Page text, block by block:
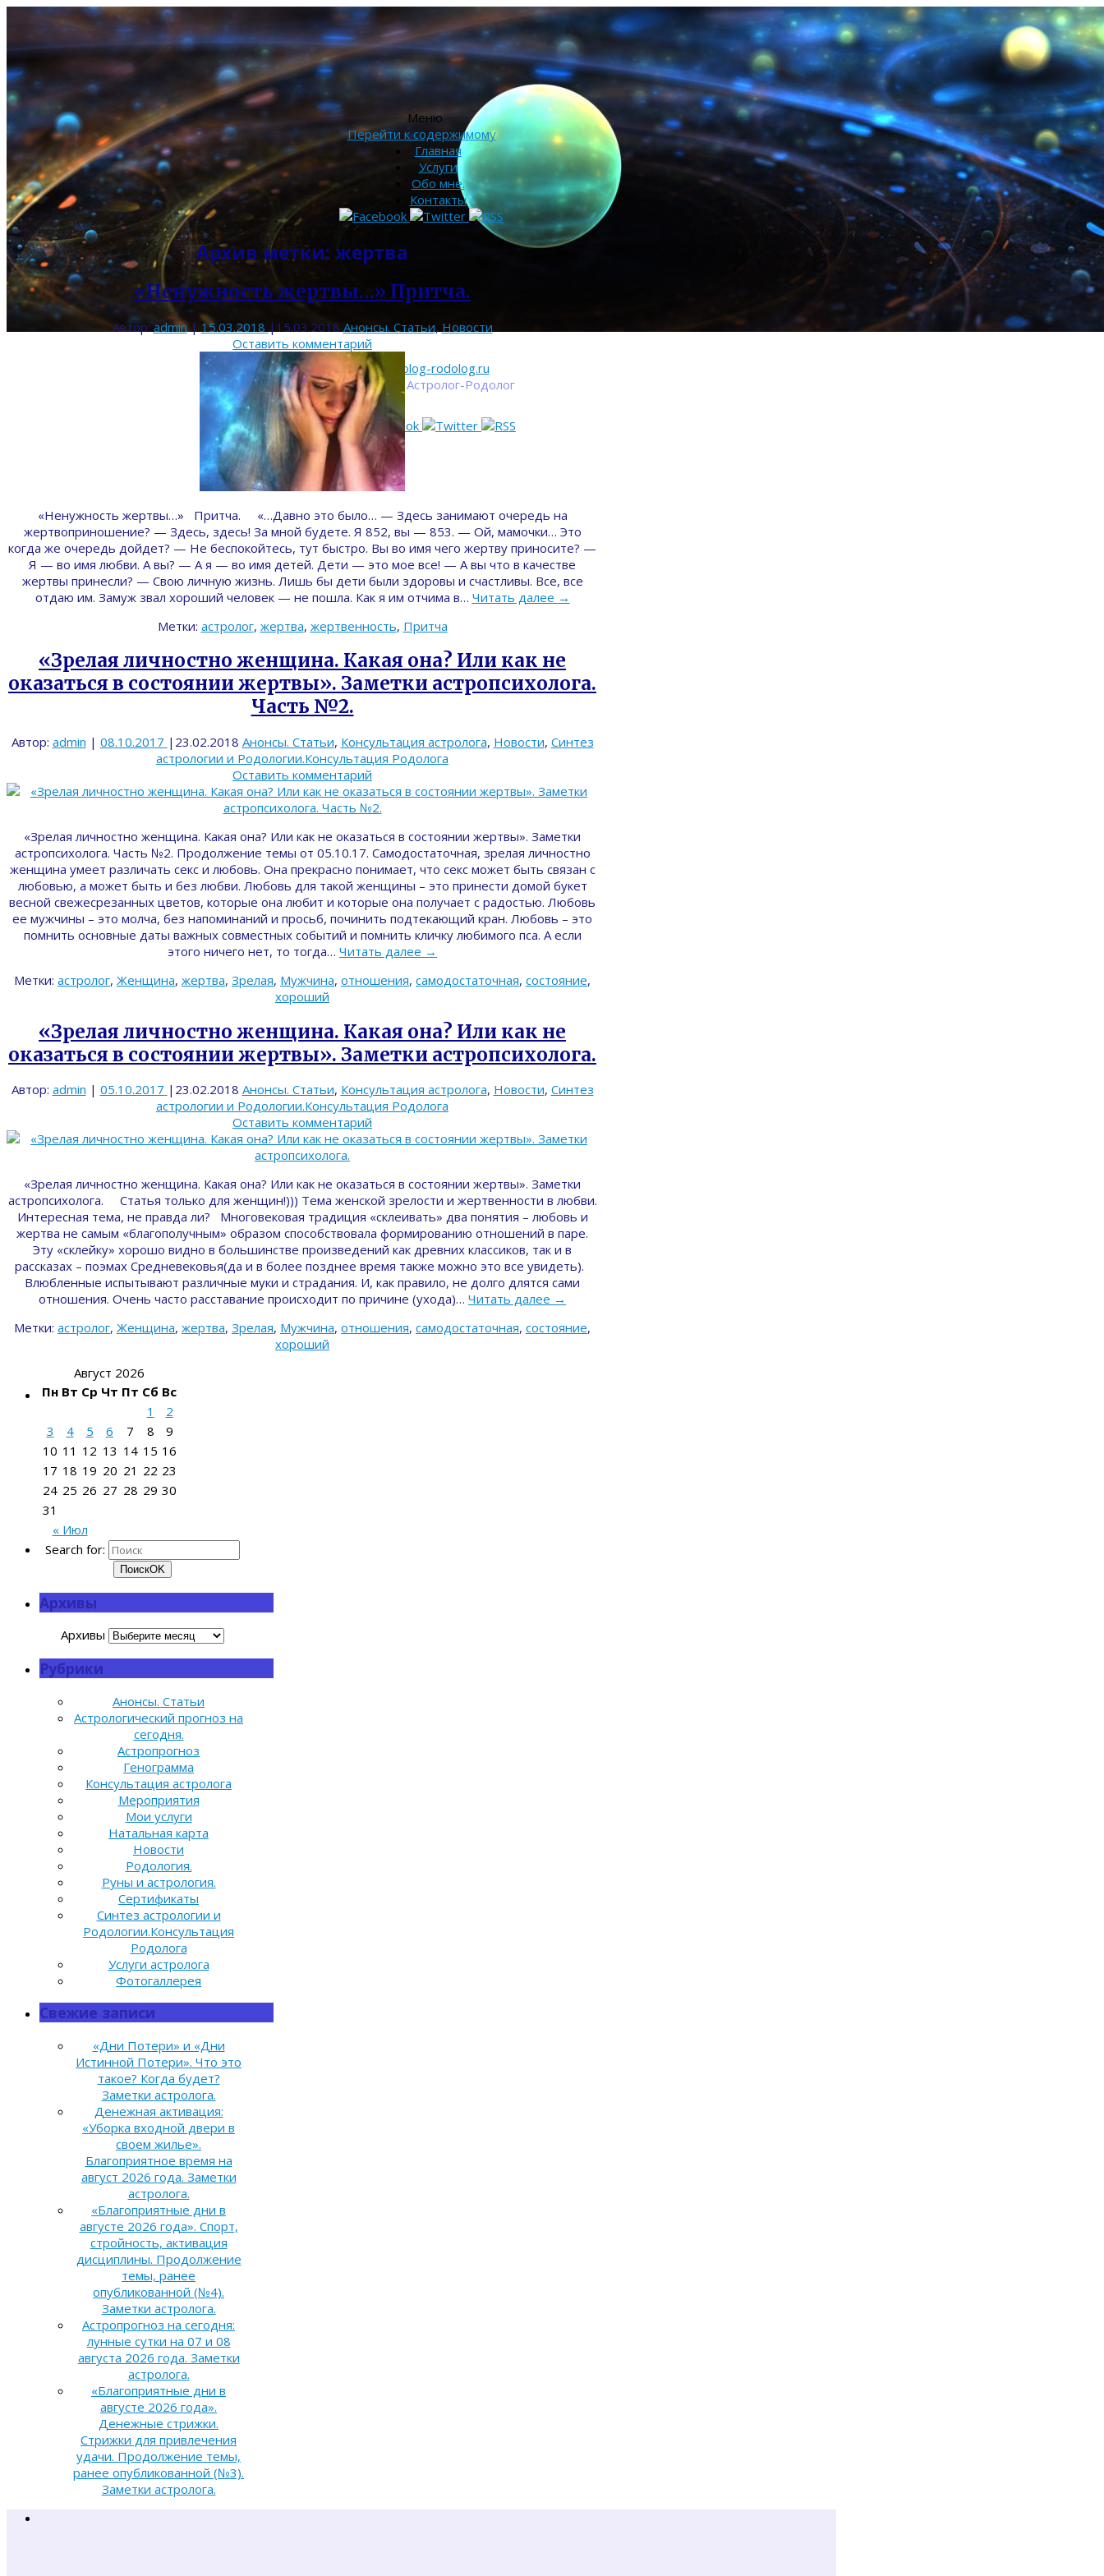
astrolog-rodolog.ru
Наталья Астролог-Родолог
Меню
Перейти к содержимому
Главная
Услуги
Обо мне.
Контакты
Архив метки: жертва
«Ненужность жертвы…» Притча.
Автор:admin | 15.03.2018 | 15.03.2018 Анонсы. Статьи, Новости
Оставить комментарий
«Ненужность жертвы…» Притча. «…Давно это было… — Здесь занимают очередь на
жертвоприношение? — Здесь, здесь! За мной будете. Я 852, вы — 853. — Ой, мамочки… Это
когда же очередь дойдет? — Не беспокойтесь, тут быстро. Вы во имя чего жертву приносите? —
Я — во имя любви. А вы? — А я — во имя детей. Дети — это мое все! — А вы что в качестве
жертвы принесли? — Свою личную жизнь. Лишь бы дети были здоровы и счастливы. Все, все
отдаю им. Замуж звал хороший человек — не пошла. Как я им отчима в… Читать далее →
Метки: астролог, жертва, жертвенность, Притча
«Зрелая личностно женщина. Какая она? Или как не
оказаться в состоянии жертвы». Заметки астропсихолога.
Часть №2.
Автор: admin | 08.10.2017 | 23.02.2018 Анонсы. Статьи, Консультация астролога, Новости, Синтез
астрологии и Родологии.Консультация Родолога
Оставить комментарий
«Зрелая личностно женщина. Какая она? Или как не оказаться в состоянии жертвы». Заметки
астропсихолога. Часть №2. Продолжение темы от 05.10.17. Самодостаточная, зрелая личностно
женщина умеет различать секс и любовь. Она прекрасно понимает, что секс может быть связан с
любовью, а может быть и без любви. Любовь для такой женщины – это принести домой букет
весной свежесрезанных цветов, которые она любит и которые она получает с радостью. Любовь
ее мужчины – это молча, без напоминаний и просьб, починить подтекающий кран. Любовь – это
помнить основные даты важных совместных событий и помнить кличку любимого пса. А если
этого ничего нет, то тогда… Читать далее →
Метки: астролог, Женщина, жертва, Зрелая, Мужчина, отношения, самодостаточная, состояние,
хороший
«Зрелая личностно женщина. Какая она? Или как не
оказаться в состоянии жертвы». Заметки астропсихолога.
Автор: admin | 05.10.2017 | 23.02.2018 Анонсы. Статьи, Консультация астролога, Новости, Синтез
астрологии и Родологии.Консультация Родолога
Оставить комментарий
«Зрелая личностно женщина. Какая она? Или как не оказаться в состоянии жертвы». Заметки
астропсихолога. Статья только для женщин!))) Тема женской зрелости и жертвенности в любви.
Интересная тема, не правда ли? Многовековая традиция «склеивать» два понятия – любовь и
жертва не самым «благополучным» образом способствовала формированию отношений в паре.
Эту «склейку» хорошо видно в большинстве произведений как древних классиков, так и в
рассказах – поэмах Средневековья(да и в более позднее время также можно это все увидеть).
Влюбленные испытывают различные муки и страдания. И, как правило, не долго длятся сами
отношения. Очень часто расставание происходит по причине (ухода)… Читать далее →
Метки: астролог, Женщина, жертва, Зрелая, Мужчина, отношения, самодостаточная, состояние,
хороший
Август 2026
Пн Вт Ср Чт Пт Сб Вс
« Июл
1
2
3
4 5 6 7 8
9
10 11 12 13 14 15 16
17 18 19 20 21 22 23
24 25 26 27 28 29 30
31
Search for:
ПоискOK
Архивы
Архивы
Рубрики
Анонсы. Статьи
Астрологический прогноз на
сегодня.
Астропрогноз
Генограмма
Консультация астролога
Мероприятия
Мои услуги
Натальная карта
Новости
Родология.
Руны и астрология.
Сертификаты
Синтез астрологии и
Родологии.Консультация
Родолога
Услуги астролога
Фотогаллерея
Свежие записи
«Дни Потери» и «Дни
Истинной Потери». Что это
такое? Когда будет?
Заметки астролога.
Денежная активация:
«Уборка входной двери в
своем жилье».
Благоприятное время на
август 2026 года. Заметки
астролога.
«Благоприятные дни в
августе 2026 года». Спорт,
стройность, активация
дисциплины. Продолжение
темы, ранее
опубликованной (№4).
Заметки астролога.
Астропрогноз на сегодня:
лунные сутки на 07 и 08
августа 2026 года. Заметки
астролога.
«Благоприятные дни в
августе 2026 года».
Денежные стрижки.
Стрижки для привлечения
удачи. Продолжение темы,
ранее опубликованной (№3).
Заметки астролога.